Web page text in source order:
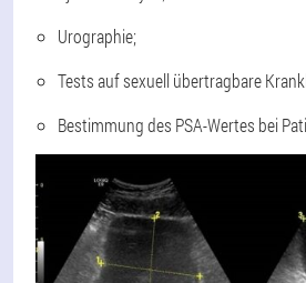
Urographie;
Tests auf sexuell übertragbare
Bestimmung des PSA-Wertes bei